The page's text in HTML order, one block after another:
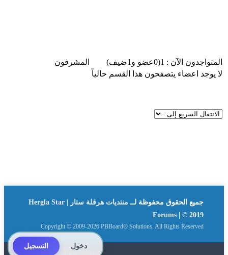
المتواجدون الآن : 1 (0عضو و1ضيف)
المشرفون
لا يوجد اعضاء يتصفحون هذا القسم حالياً
جميع الحقوق محفوظة لــ
منتديات هرقلة ستار | Hergla Star
Forums | © 2019
Copyright © 2009-2026 PBBoard® Solutions. All Rights Reserved
دخول التسجيل